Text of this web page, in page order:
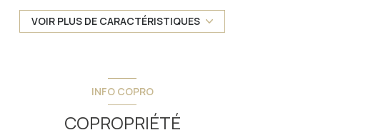
exposition Est
terrasse
VOIR PLUS DE CARACTÉRISTIQUES
INFO COPRO
COPROPRIÉTÉ